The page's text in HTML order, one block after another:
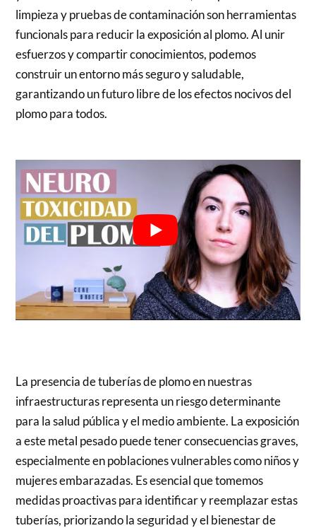
limpieza y pruebas de contaminación son herramientas
funcionals para reducir la exposición al plomo. Al unir
esfuerzos y compartir conocimientos, podemos
construir un entorno más seguro y saludable,
garantizando un futuro libre de los efectos nocivos del
plomo para todos.
La presencia de tuberías de plomo en nuestras
infraestructuras representa un riesgo determinante
para la salud pública y el medio ambiente. La exposición
a este metal pesado puede tener consecuencias graves,
especialmente en poblaciones vulnerables como niños y
mujeres embarazadas. Es esencial que tomemos
medidas proactivas para identificar y reemplazar estas
tuberías, priorizando la seguridad y el bienestar de